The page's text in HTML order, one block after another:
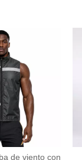
de viento con